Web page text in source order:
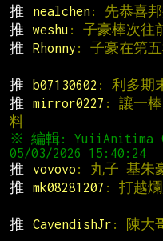
推
nealchen: 先恭喜邦
推
weshu : 子豪棒次往
推
Rhonny : 子豪在第
推
b07130602 : 利多期
推
mirror0227 : 讓一
料
※ 編輯: YuiiAnitima
推
vovovo : 丸子 基朱
推
mk08281207 : 打越爛
推
CavendishJr : 陳大